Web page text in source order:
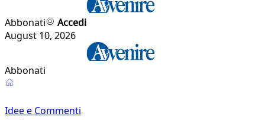
Abbonati
Accedi
August 10, 2026
Abbonati
Idee e Commenti